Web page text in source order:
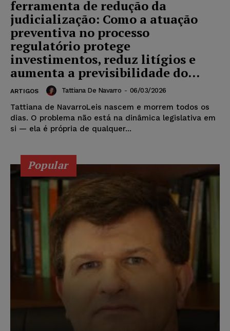
ferramenta de redução da
judicialização: Como a atuação
preventiva no processo
regulatório protege
investimentos, reduz litígios e
aumenta a previsibilidade do...
ARTIGOS Tattiana De Navarro - 06/03/2026
Tattiana de NavarroLeis nascem e morrem todos os
dias. O problema não está na dinâmica legislativa em
si — ela é própria de qualquer...
Popular